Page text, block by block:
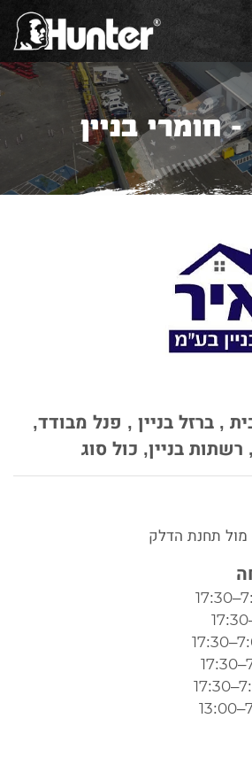
חומרי בניין
, ברזל בניין , פנל מבודד,
רשתות בניין, כול סוג
מול תחנת הדלק